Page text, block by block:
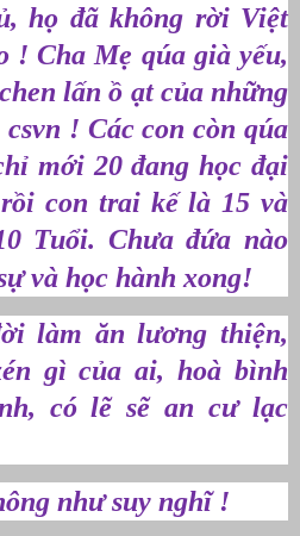
họ đã không rời Việt
! Cha Mẹ qúa già yếu,
lấn ồ ạt của những
! Các con còn qúa
mới 20 đang học đại
con trai kế là 15 và
Tuổi. Chưa đứa nào
và học hành xong!
làm ăn lương thiện,
gì của ai, hoà bình
có lẽ sẽ an cư lạc
như suy nghĩ !